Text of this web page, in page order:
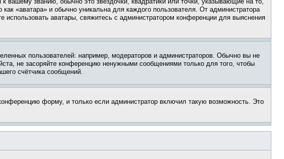
«аватара» и обычно уникальна для каждого пользователя. От администратора
аватары, свяжитесь с администратором конференции для выяснения
пользователей: например, модераторов и администраторов. Обычно вы не
не засоряйте конференцию ненужными сообщениями только для того, чтобы
счётчика сообщений.
форму, и только если администратор включил такую возможность. Это